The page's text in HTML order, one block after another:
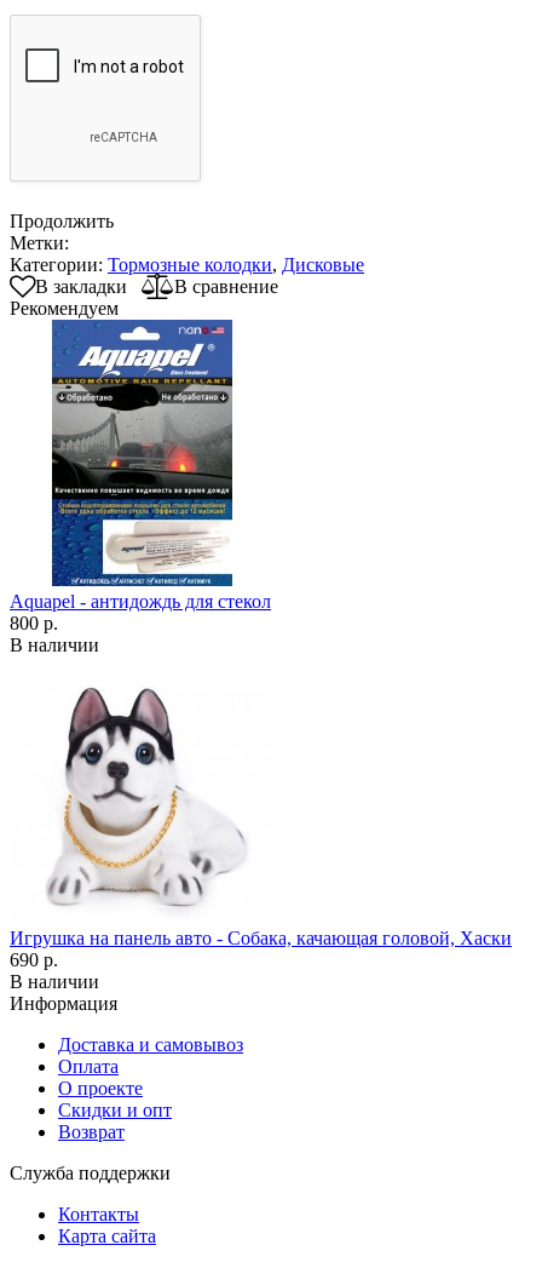
Продолжить
Метки:
Категории: Тормозные колодки, Дисковые
В закладки
В сравнение
Рекомендуем
Aquapel - антидождь для стекол
800 р.
В наличии
Игрушка на панель авто - Собака, качающая головой, Хаски
690 р.
В наличии
Информация
Доставка и самовывоз
Оплата
О проекте
Скидки и опт
Возврат
Служба поддержки
Контакты
Карта сайта